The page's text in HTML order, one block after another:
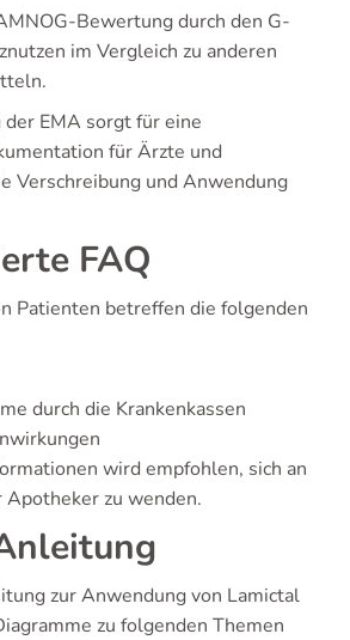
Bewertung durch den G-
im Vergleich zu anderen
EMA sorgt für eine
für Ärzte und
Verschreibung und Anwendung
FAQ
Patienten betreffen die folgenden
durch die Krankenkassen
wird empfohlen, sich an
Apotheker zu wenden.
zur Anwendung von Lamictal
zu folgenden Themen